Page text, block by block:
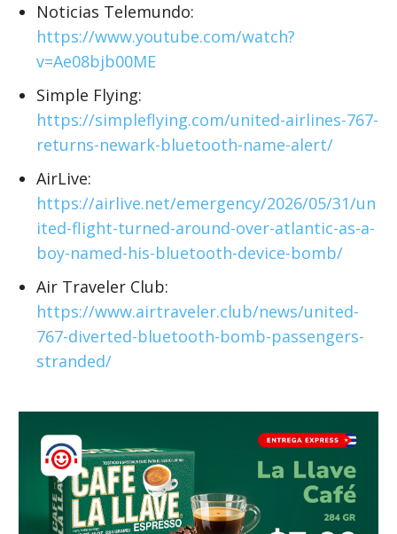
Noticias Telemundo:
https://www.youtube.com/watch?
v=Ae08bjb00ME
Simple Flying:
https://simpleflying.com/united-airlines-767-
returns-newark-bluetooth-name-alert/
AirLive:
https://airlive.net/emergency/2026/05/31/un
ited-flight-turned-around-over-atlantic-as-a-
boy-named-his-bluetooth-device-bomb/
Air Traveler Club:
https://www.airtraveler.club/news/united-
767-diverted-bluetooth-bomb-passengers-
stranded/